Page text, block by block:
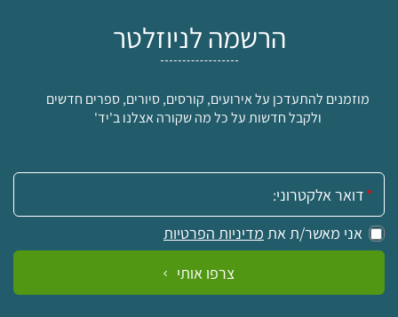
הרשמה לניוזלטר
מוזמנים להתעדכן על אירועים, קורסים, סיורים, ספרים חדשים
ולקבל חדשות על כל מה שקורה אצלנו ב'יד'
אימייל:
אני מאשר/ת את מדיניות הפרטיות
צרפו אותי